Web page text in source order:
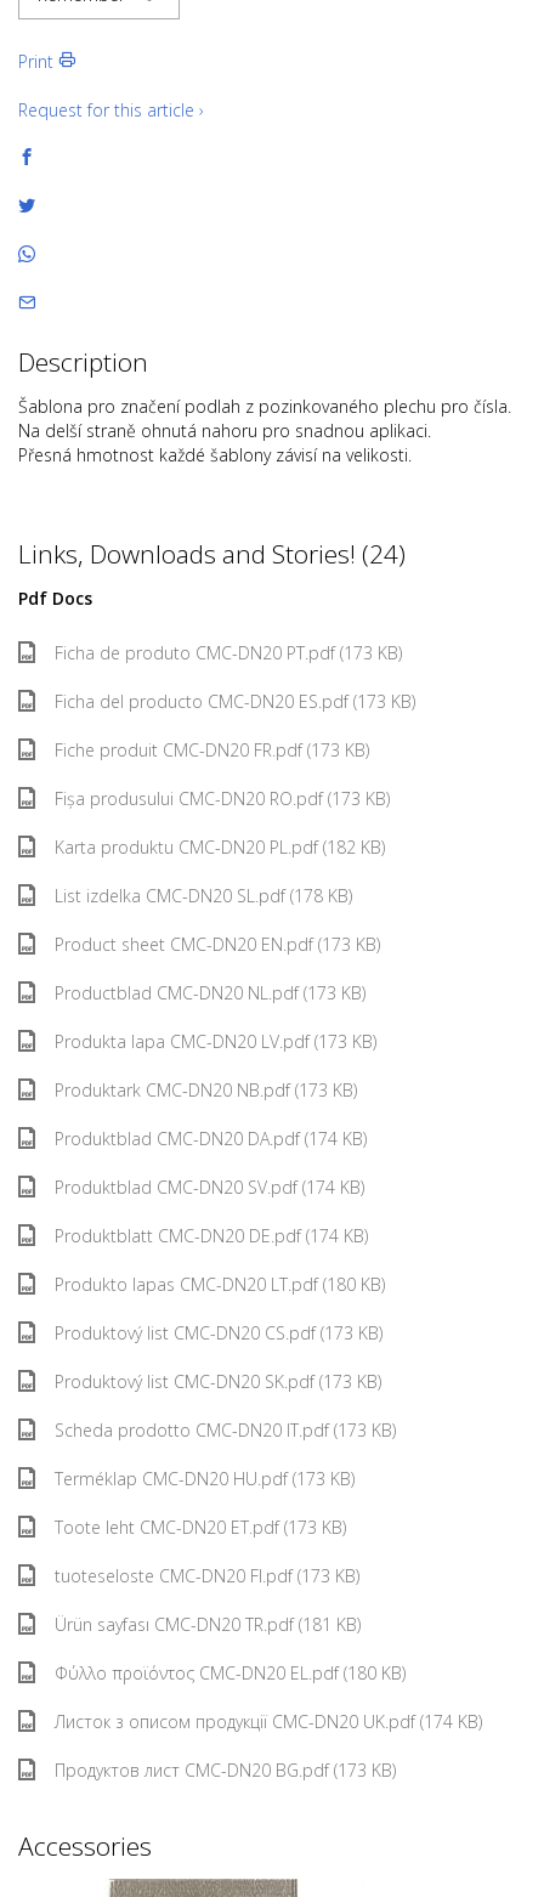
Print
Request for this article ›
Description
Šablona pro značení podlah z pozinkovaného plechu pro čísla.
Na delší straně ohnutá nahoru pro snadnou aplikaci.
Přesná hmotnost každé šablony závisí na velikosti.
Links, Downloads and Stories! (24)
Pdf Docs
Ficha de produto CMC-DN20 PT.pdf (173 KB)
Ficha del producto CMC-DN20 ES.pdf (173 KB)
Fiche produit CMC-DN20 FR.pdf (173 KB)
Fișa produsului CMC-DN20 RO.pdf (173 KB)
Karta produktu CMC-DN20 PL.pdf (182 KB)
List izdelka CMC-DN20 SL.pdf (178 KB)
Product sheet CMC-DN20 EN.pdf (173 KB)
Productblad CMC-DN20 NL.pdf (173 KB)
Produkta lapa CMC-DN20 LV.pdf (173 KB)
Produktark CMC-DN20 NB.pdf (173 KB)
Produktblad CMC-DN20 DA.pdf (174 KB)
Produktblad CMC-DN20 SV.pdf (174 KB)
Produktblatt CMC-DN20 DE.pdf (174 KB)
Produkto lapas CMC-DN20 LT.pdf (180 KB)
Produktový list CMC-DN20 CS.pdf (173 KB)
Produktový list CMC-DN20 SK.pdf (173 KB)
Scheda prodotto CMC-DN20 IT.pdf (173 KB)
Terméklap CMC-DN20 HU.pdf (173 KB)
Toote leht CMC-DN20 ET.pdf (173 KB)
tuoteseloste CMC-DN20 FI.pdf (173 KB)
Ürün sayfası CMC-DN20 TR.pdf (181 KB)
Φύλλο προϊόντος CMC-DN20 EL.pdf (180 KB)
Листок з описом продукції CMC-DN20 UK.pdf (174 KB)
Продуктов лист CMC-DN20 BG.pdf (173 KB)
Accessories